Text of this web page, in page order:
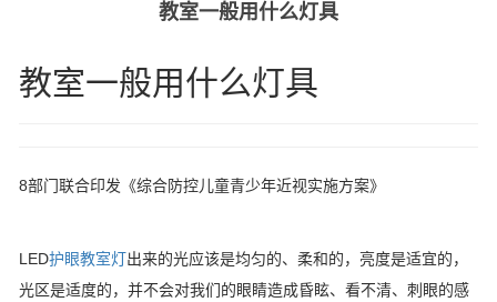
教室一般用什么灯具
教室一般用什么灯具
8部门联合印发《综合防控儿童青少年近视实施方案》
LED护眼教室灯出来的光应该是均匀的、柔和的，亮度是适宜的，
光区是适度的，并不会对我们的眼睛造成昏眩、看不清、刺眼的感